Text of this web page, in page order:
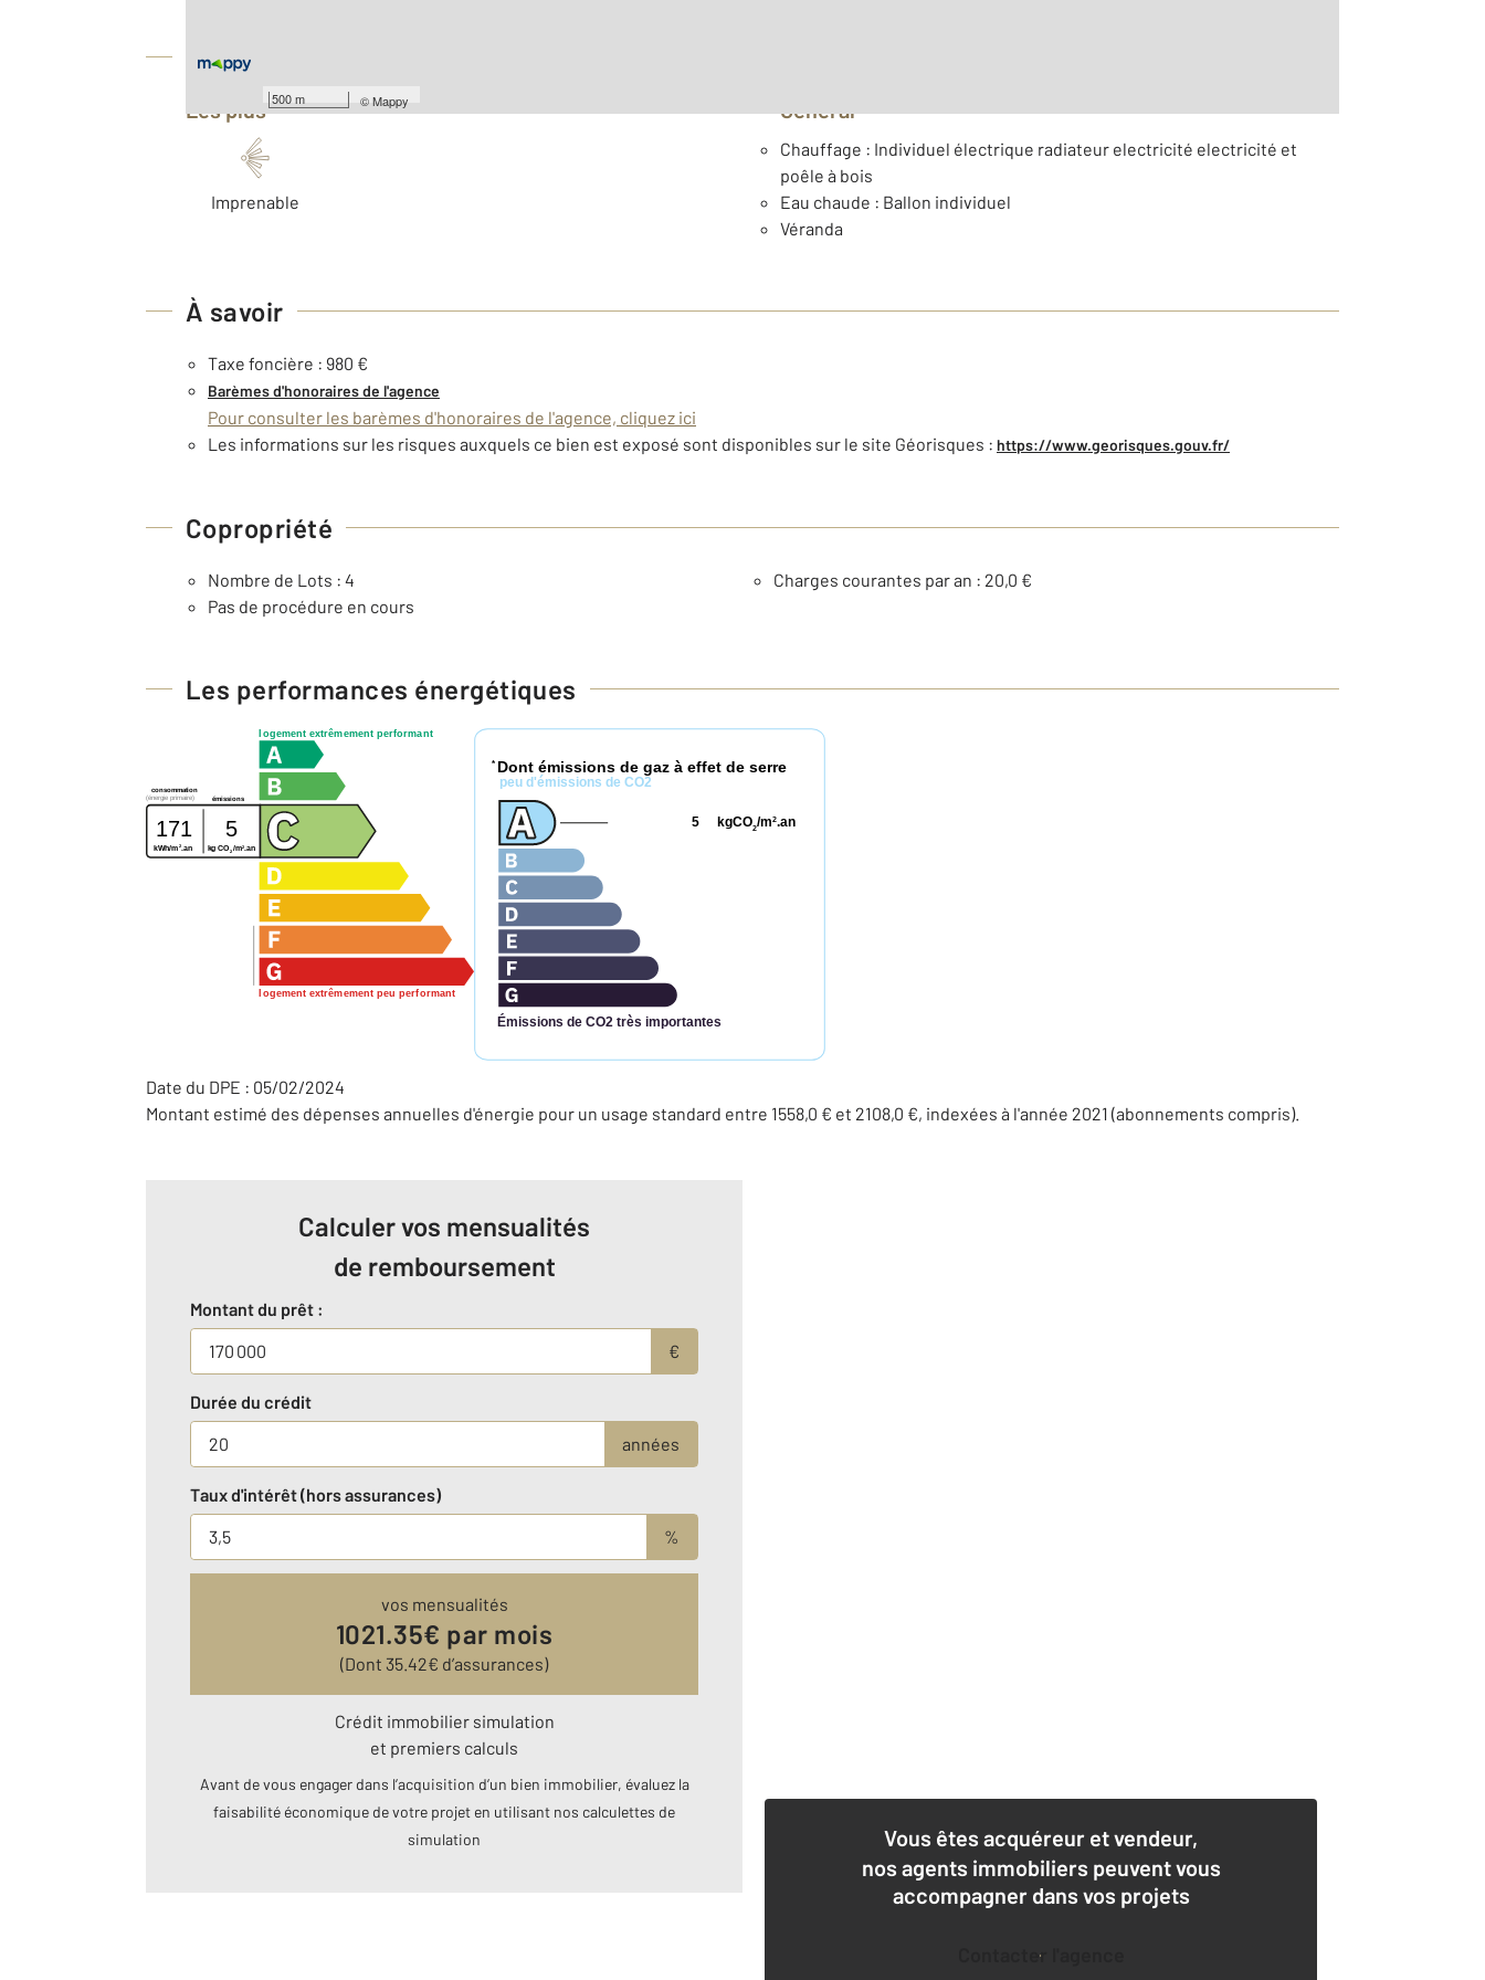
500 m ©Mappy
Équipements
Les plus
Imprenable
Général
Chauffage : Individuel électrique radiateur electricité electricité et
poêle à bois
Eau chaude : Ballon individuel
Véranda
À savoir
Taxe foncière : 980 €
Barèmes d'honoraires de l'agence
Pour consulter les barèmes d'honoraires de l'agence, cliquez ici
Les informations sur les risques auxquels ce bien est exposé sont disponibles sur le site Géorisques : https://www.georisques.gouv.fr/
Copropriété
Nombre de Lots : 4
Charges courantes par an : 20,0 €
Pas de procédure en cours
Les performances énergétiques
logement extrêmement performant
logement extrêmement peu performant
consommation
émissions
(énergie primaire)
171 5
kWh/m 2 .an kg CO2/m2 .an
* Dont émissions de gaz à effet de serre
peu d'émissions de CO2
Émissions de CO2 très importantes
kgCO2/m2.an
5
Date du DPE : 05/02/2024
Montant estimé des dépenses annuelles d'énergie pour un usage standard entre 1558,0 € et 2108,0 €, indexées à l'année 2021 (abonnements compris).
Calculer vos mensualités
de remboursement
Montant du prêt :
€
Durée du crédit
années
Taux d'intérêt (hors assurances)
%
vos mensualités
1021.35€ par mois
(Dont 35.42€ d’assurances)
Crédit immobilier simulation
et premiers calculs
Avant de vous engager dans l’acquisition d’un bien immobilier, évaluez la
faisabilité économique de votre projet en utilisant nos calculettes de
simulation
Vous êtes acquéreur et vendeur,
nos agents immobiliers peuvent vous
accompagner dans vos projets
Contacter l'agence